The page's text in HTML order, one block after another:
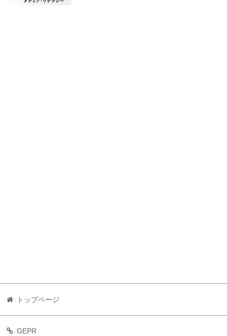
トップページ
GEPR